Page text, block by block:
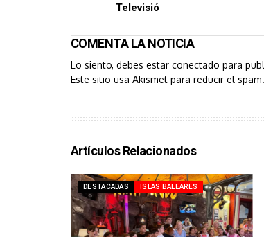
Televisió
COMENTA LA NOTICIA
Lo siento, debes estar conectado para
Este sitio usa Akismet para reducir el spam.
Artículos Relacionados
DESTACADAS ISLAS BALEARES